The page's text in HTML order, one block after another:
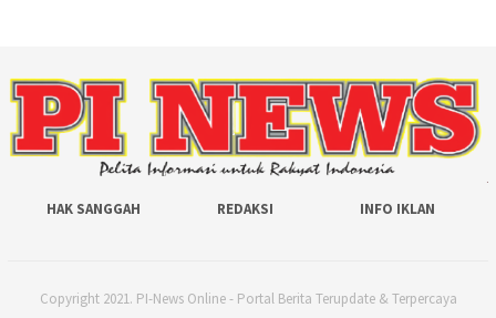
HAK SANGGAH REDAKSI INFO IKLAN
Copyright 2021. PI-News Online - Portal Berita Terupdate & Terpercaya